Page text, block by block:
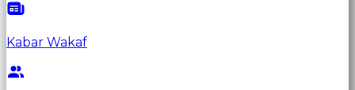
Kabar Wakaf